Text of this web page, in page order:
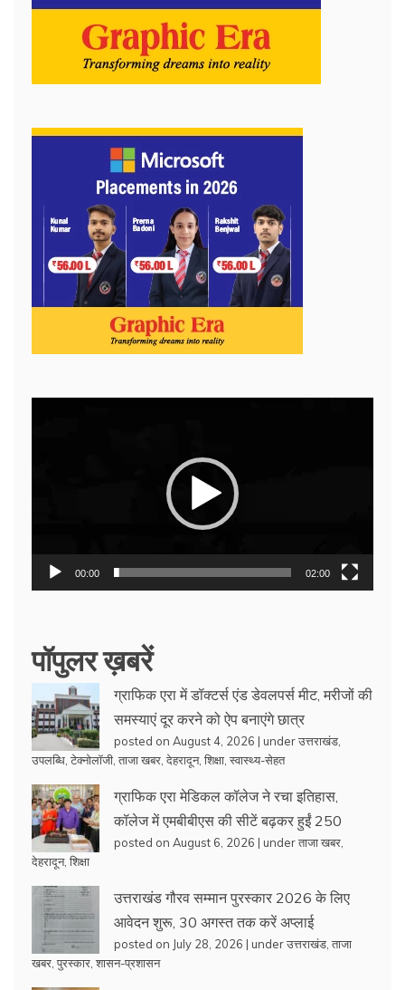
00:00 02:00
पॉपुलर ख़बरें
ग्राफिक एरा में डॉक्टर्स एंड डेवलपर्स मीट, मरीजों की
समस्याएं दूर करने को ऐप बनाएंगे छात्र
posted on August 4, 2026 | underउत्तराखंड
उपलब्धि टेक्नोलॉजी ताजा खबर देहरादून, शिक्षा स्वास्थ्य-सेहत
ग्राफिक एरा मेडिकल कॉलेज ने रचा इतिहास,
कॉलेज में एमबीबीएस की सीटें बढ़कर हुईं 250
posted on August 6, 2026 | underताजा खबर
देहरादून, शिक्षा
उत्तराखंड गौरव सम्मान पुरस्कार 2026 के लिए
आवेदन शुरू, 30 अगस्त तक करें अप्लाई
posted on July 28, 2026 | underउत्तराखंड ताजा
खबर पुरस्कार शासन-प्रशासन